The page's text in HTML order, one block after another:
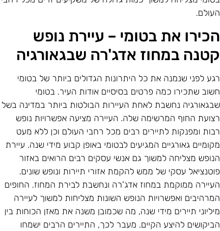
את בטומי – עיירת נופש
במחוז אדג'רה שבגאורגיה
לפני שנמנה את כל היתרונות הגדולים ביותר של בטומי
שתכירו כמה פרטים בסיסיים אודות העיר. בטומי
נחשבת לאחת העיירות הבולטות ביותר במדינה בשל
החוף המרשימה שלה. העיירה מציעה אפשרויות נופש
ומפנקות לתיירים רבים מכל רחבי העולם וכן ללא מעט
גאורגיים המגיעים לבטומי באופן קבוע מידי שנה. עיירת
מצליחה למשוך גם אנשי עסקים רבים הרואים באזור
עסקי של ממש להקמת אזורי תיירות ונופש שונים.
ממוקמת במחוז אדג'רה ונחשבת לבירת המחוז. החופים
ואפשרויות הנופש השונות מצליחות למשוך לעיירה
תיירים מידי שנה, מה שכמובן משנה את מאזן הכוחות בין
להיצע הקיים. מעבר לכך, התיירים הרבים ישמחו